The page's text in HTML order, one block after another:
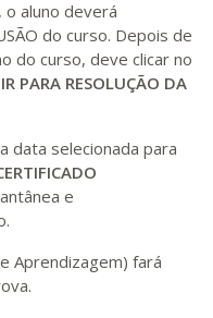
aluno deverá
do curso. Depois de
do curso, deve clicar no
PARA RESOLUÇÃO DA
data selecionada para
e
Aprendizagem) fará